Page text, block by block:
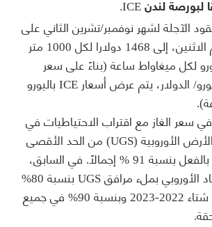
الآجلة لشهر نوفمبر/تشرين الثاني على
مؤشر TTF، اليوم الاثنين، إلى 1468 دولارا لكل 1000 متر
أو 146 يورو لكل ميغاواط ساعة (بناءً على سعر
الصرف الحالي لليورو/ الدولار، يتم عرض أسعار ICE باليورو
سعر الغاز مع اقتراب الاحتياطيات في
مخازن الغاز تحت الأرض الأوروبية (UGS) من الحد الأقصى
– الآن يتم ملؤها بالفعل بنسبة 91 % إجمالاً. في السابق،
تعهدت دول الاتحاد الأوروبي بملء مرافق UGS بنسبة 80%
على الأقل بحلول شتاء 2022-2023 وبنسبة 90% في جميع